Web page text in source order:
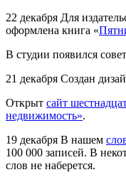
22 декабря Для
оформлена книга «
В студии появился
21 декабря Создан
Открыт сайт
недвижимость».
19 декабря В нашем
100 000 записей. В
слов не наберется.